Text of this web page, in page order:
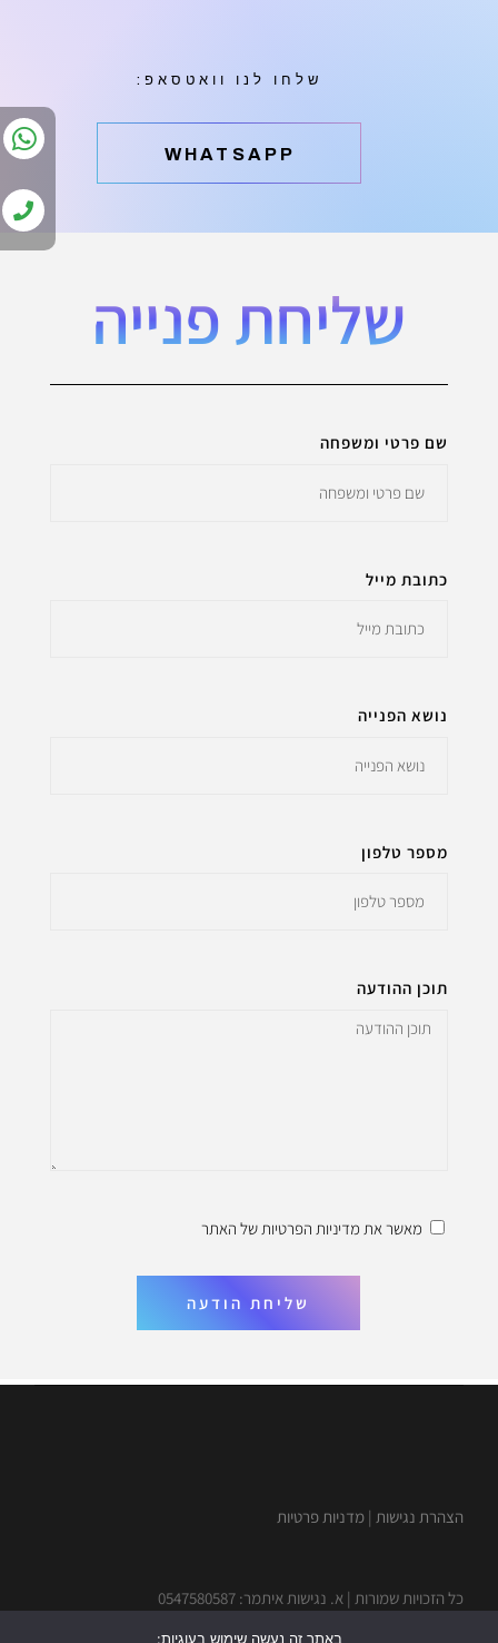
שלחו לנו וואטסאפ:
‫WHATSAPP
שליחת פנייה
שם פרטי ומשפחה
כתובת מייל
נושא הפנייה
מספר טלפון
תוכן ההודעה
מאשר את מדיניות הפרטיות של האתר
שליחת הודעה
הצהרת נגישות |מדניות פרטיות
כל הזכויות שמורות | א. נגישות איתמר: 0547580587
באתר זה נעשה שימוש בעוגיות: